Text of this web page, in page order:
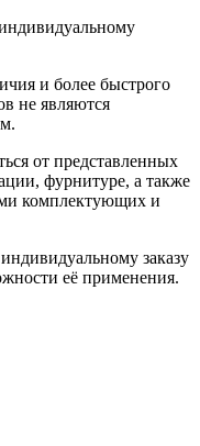
и более быстрого
не являются
от представленных
фурнитуре, а также
комплектующих и
заказу
её применения.